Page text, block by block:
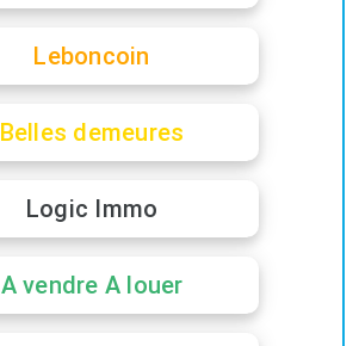
Leboncoin
Belles demeures
Logic Immo
A vendre A louer